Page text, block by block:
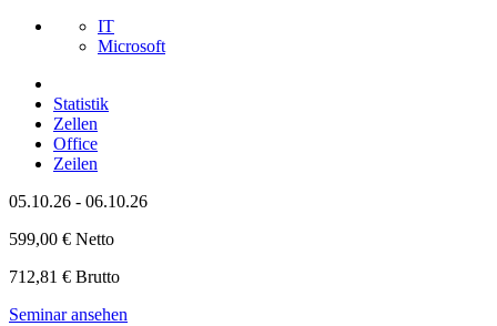
IT
Microsoft
Statistik
Zellen
Office
Zeilen
05.10.26 - 06.10.26
599,00 € Netto
712,81 € Brutto
Seminar ansehen